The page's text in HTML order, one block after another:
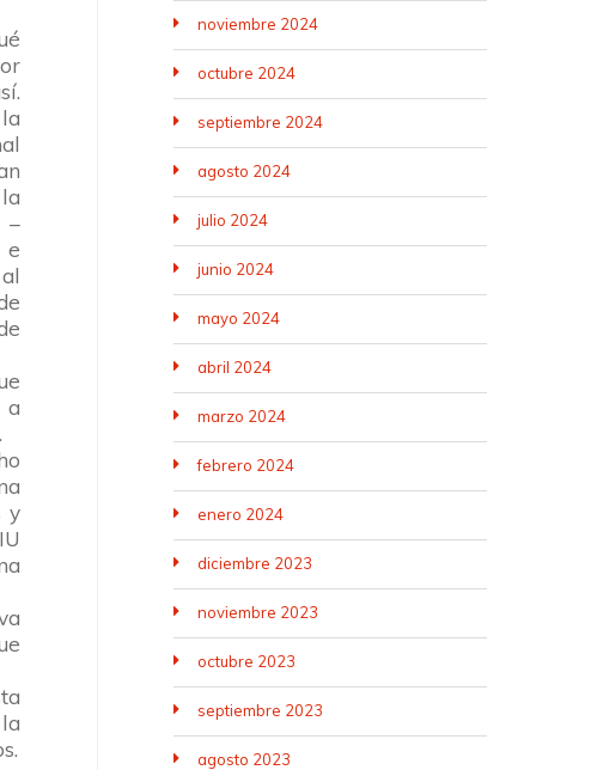
–
e
a
y
noviembre 2024
octubre 2024
septiembre 2024
agosto 2024
julio 2024
junio 2024
mayo 2024
abril 2024
marzo 2024
febrero 2024
enero 2024
diciembre 2023
noviembre 2023
octubre 2023
septiembre 2023
agosto 2023